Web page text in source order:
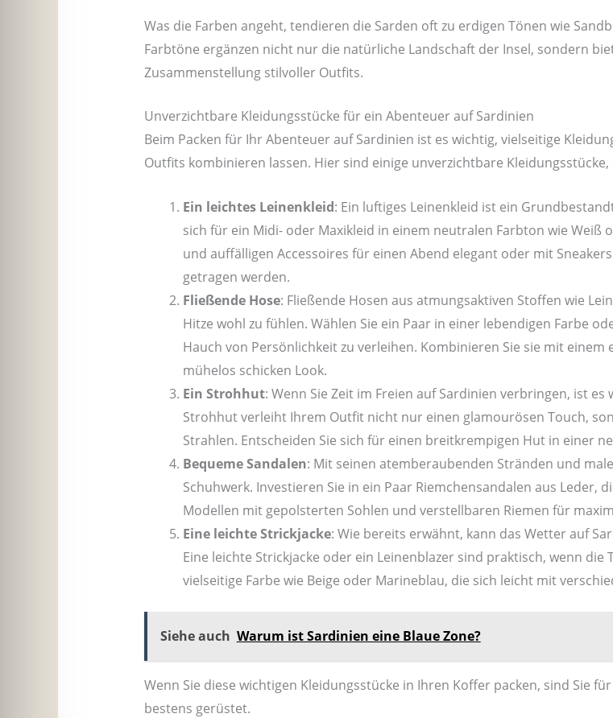
Was die Farben angeht, tendieren die Sarden oft zu erdigen Tönen wie
Farbtöne ergänzen nicht nur die natürliche Landschaft der Insel, sondern
Zusammenstellung stilvoller Outfits.
Unverzichtbare Kleidungsstücke für ein Abenteuer auf Sardinien
Beim Packen für Ihr Abenteuer auf Sardinien ist es wichtig, vielseitige
Outfits kombinieren lassen. Hier sind einige unverzichtbare
Ein leichtes Leinenkleid: Ein luftiges Leinenkleid ist ein
sich für ein Midi- oder Maxikleid in einem neutralen Farbton wie Weiß
und auffälligen Accessoires für einen Abend elegant oder mit
getragen werden.
Fließende Hose: Fließende Hosen aus atmungsaktiven Stoffen wie
Hitze wohl zu fühlen. Wählen Sie ein Paar in einer lebendigen Farbe
Hauch von Persönlichkeit zu verleihen. Kombinieren Sie sie mit
mühelos schicken Look.
Ein Strohhut: Wenn Sie Zeit im Freien auf Sardinien verbringen, ist
Strohhut verleiht Ihrem Outfit nicht nur einen glamourösen Touch,
Strahlen. Entscheiden Sie sich für einen breitkrempigen Hut in einer
Bequeme Sandalen: Mit seinen atemberaubenden Stränden und
Schuhwerk. Investieren Sie in ein Paar Riemchensandalen aus Leder,
Modellen mit gepolsterten Sohlen und verstellbaren Riemen für
Eine leichte Strickjacke: Wie bereits erwähnt, kann das Wetter auf
Eine leichte Strickjacke oder ein Leinenblazer sind praktisch, wenn
vielseitige Farbe wie Beige oder Marineblau, die sich leicht mit
Siehe auch Warum ist Sardinien eine Blaue Zone?
Wenn Sie diese wichtigen Kleidungsstücke in Ihren Koffer packen, sind Sie
bestens gerüstet.